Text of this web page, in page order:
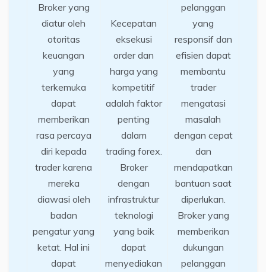
Broker yang
diatur oleh
otoritas
keuangan
yang
terkemuka
dapat
memberikan
rasa percaya
diri kepada
trader karena
mereka
diawasi oleh
badan
pengatur yang
ketat. Hal ini
dapat
Kecepatan
eksekusi
order dan
harga yang
kompetitif
adalah faktor
penting
dalam
trading forex.
Broker
dengan
infrastruktur
teknologi
yang baik
dapat
menyediakan
pelanggan
yang
responsif dan
efisien dapat
membantu
trader
mengatasi
masalah
dengan cepat
dan
mendapatkan
bantuan saat
diperlukan.
Broker yang
memberikan
dukungan
pelanggan